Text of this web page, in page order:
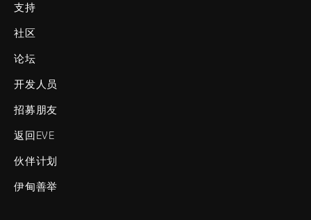
支持
社区
论坛
开发人员
招募朋友
返回EVE
伙伴计划
伊甸善举